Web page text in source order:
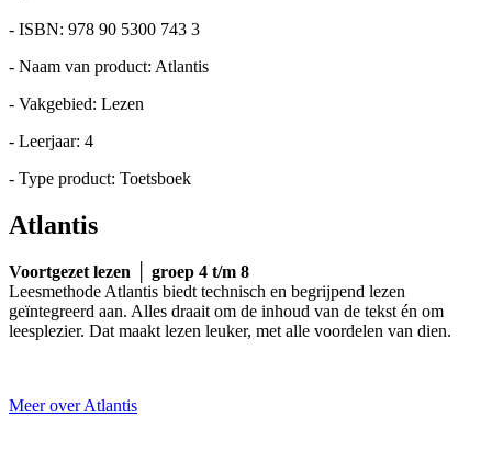
- ISBN: 978 90 5300 743 3
- Naam van product: Atlantis
- Vakgebied: Lezen
- Leerjaar: 4
- Type product: Toetsboek
Atlantis
Voortgezet lezen │ groep 4 t/m 8
Leesmethode Atlantis biedt technisch en begrijpend lezen
geïntegreerd aan. Alles draait om de inhoud van de tekst én om
leesplezier. Dat maakt lezen leuker, met alle voordelen van dien.
Meer over Atlantis